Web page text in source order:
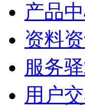
产品
资料
服务
用户